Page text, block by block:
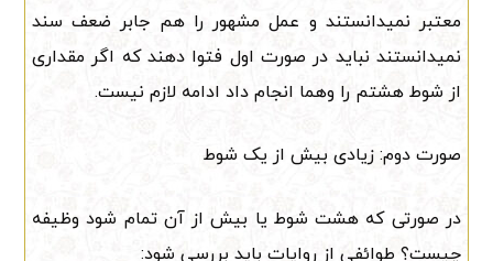
معتبر نمیدانستند و عمل مشهور را هم جابر ضعف سند
نمیدانستند نباید در صورت اول فتوا دهند که اگر مقداری
از شوط هشتم را وهما انجام داد ادامه لازم نیست.
صورت دوم: زیادی بیش از یک شوط
در صورتی که هشت شوط یا بیش از آن تمام شود وظیفه
چیست؟ طوائفی از روایات باید بررسی شود: